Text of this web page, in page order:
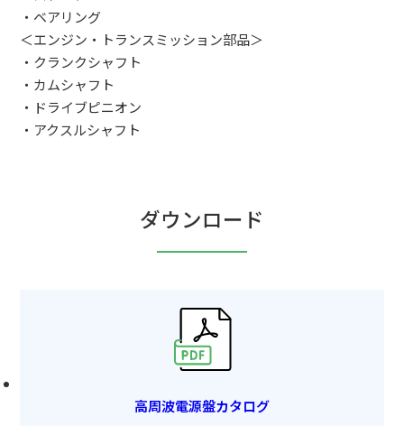
・ベアリング
＜エンジン・トランスミッション部品＞
・クランクシャフト
・カムシャフト
・ドライブピニオン
・アクスルシャフト
ダウンロード
高周波電源盤カタログ